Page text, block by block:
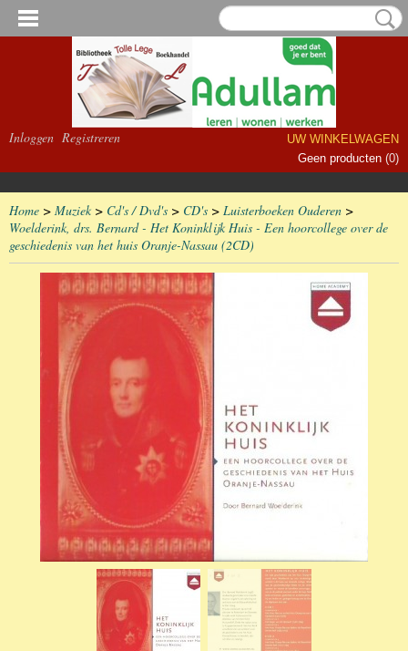
Inloggen Registreren
UW WINKELWAGEN
Geen producten (0)
Home > Muziek> Cd's / Dvd's > CD's > Luisterboeken Ouderen >
Woelderink, drs. Bernard - Het Koninklijk Huis - Een hoorcollege over de
geschiedenis van het huis Oranje-Nassau (2CD)